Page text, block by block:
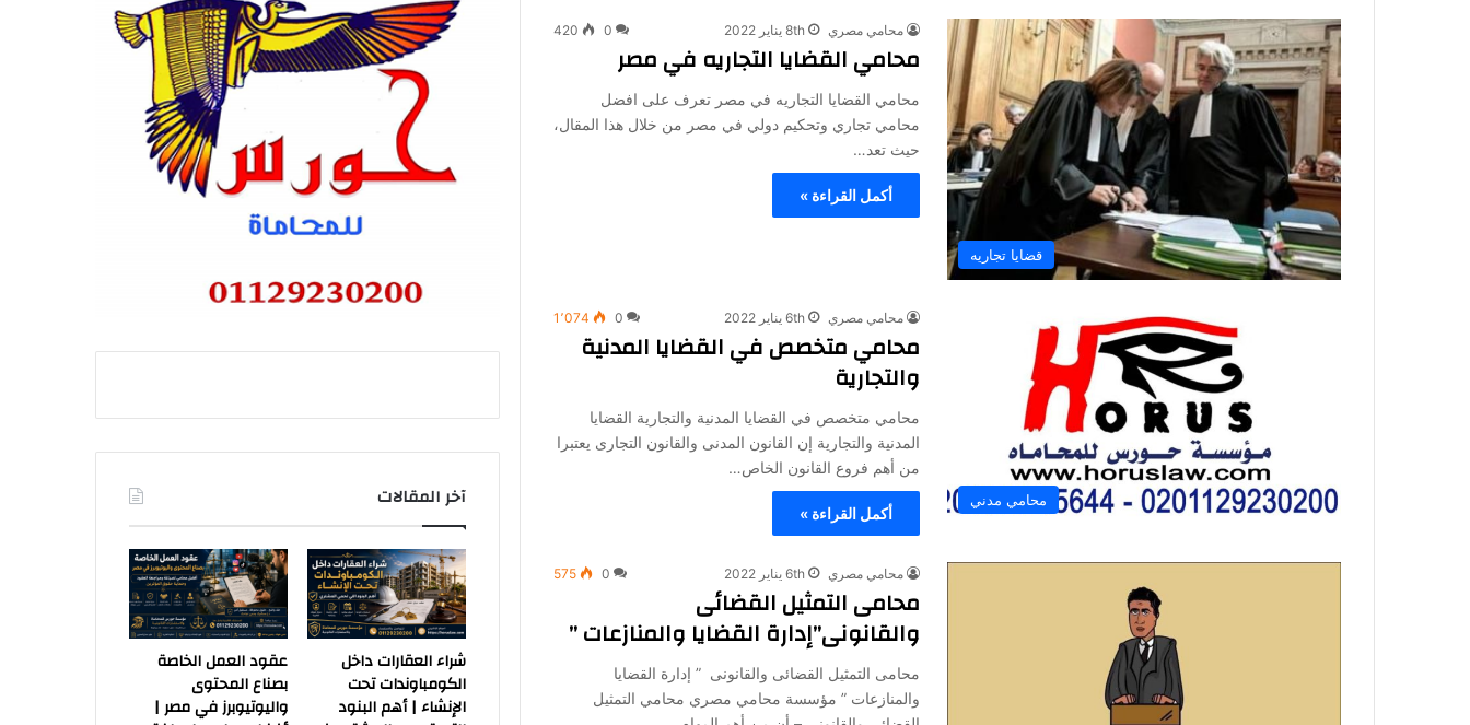
قضايا تجاريه
محامي مصري 8th يناير 2022 0
420
محامي القضايا التجاريه في مصر
محامي القضايا التجاريه في مصر تعرف على افضل
محامي تجاري وتحكيم دولي في مصر من خلال هذا المقال،
حيث تعد…
أكمل القراءة »
محامي مدني
محامي مصري 6th يناير 2022 0 1٬074
محامي متخصص في القضايا المدنية
والتجارية
محامي متخصص في القضايا المدنية والتجارية القضايا
المدنية والتجارية إن القانون المدنى والقانون التجارى يعتبرا
من أهم فروع القانون الخاص…
أكمل القراءة »
محامي مصري 6th يناير 2022 0
575
محامى التمثيل القضائى
والقانونى”إدارة القضايا والمنازعات ”
محامى التمثيل القضائى والقانونى ” إدارة القضايا
والمنازعات ” مؤسسة محامي مصري محامي التمثيل
آخر المقالات
شراء العقارات داخل
الكومباوندات تحت
الإنشاء | أهم البنود
عقود العمل الخاصة
بصناع المحتوى
واليوتيوبرز في مصر |